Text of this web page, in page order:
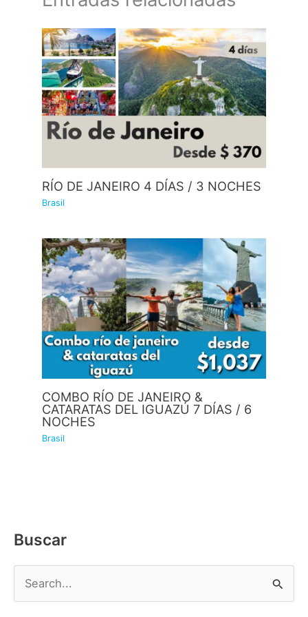
RÍO DE JANEIRO 4 DÍAS / 3 NOCHES
Brasil
COMBO RÍO DE JANEIRO &
CATARATAS DEL IGUAZÚ 7 DÍAS / 6
NOCHES
Brasil
Buscar